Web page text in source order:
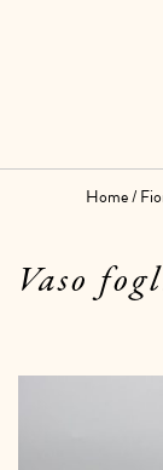
Home/
Vaso